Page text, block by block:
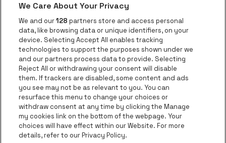
Visitez le
Visitez le site de Europcar
Visitez le site
Visitez le site de Coca-Cola
Visitez le site de Red Bull
Visitez le
Visitez le site de Champagne Pommery
Visitez le site de Le
Visitez le site de Le logo Lillet en
Visitez le site
AFAS Dome fait partie de be•at
We Care About Your Privacy
We and our128 partners store and access personal
data, like browsing data or unique identifiers, on your
device. Selecting Accept All enables tracking
technologies to support the purposes shown under we
and our partners process data to provide. Selecting
Reject All or withdrawing your consent will disable
them. If trackers are disabled, some content and ads
you see may not be as relevant to you. You can
resurface this menu to change your choices or
withdraw consent at any time by clicking the Manage
my cookies link on the bottom of the webpage. Your
choices will have effect within our Website. For more
details, refer to our Privacy Policy.